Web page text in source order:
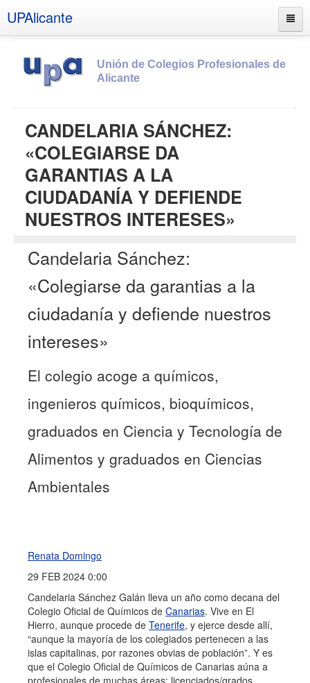
UPAlicante
Unión de Colegios Profesionales de
Alicante
Socios
Estatutos
Documentos
Boletines
UPSANA
PROA
CANDELARIA SÁNCHEZ:
«COLEGIARSE DA
GARANTIAS A LA
CIUDADANÍA Y DEFIENDE
NUESTROS INTERESES»
Candelaria Sánchez:
«Colegiarse da garantias a la
ciudadanía y defiende nuestros
intereses»
El colegio acoge a químicos,
ingenieros químicos, bioquímicos,
graduados en Ciencia y Tecnología de
Alimentos y graduados en Ciencias
Ambientales
Renata Domingo
29 FEB 2024 0:00
Candelaria Sánchez Galán lleva un año como decana del
Colegio Oficial de Químicos de Canarias. Vive en El
Hierro, aunque procede de Tenerife, y ejerce desde allí,
“aunque la mayoría de los colegiados pertenecen a las
islas capitalinas, por razones obvias de población”. Y es
que el Colegio Oficial de Químicos de Canarias aúna a
profesionales de muchas áreas: licenciados/grados,